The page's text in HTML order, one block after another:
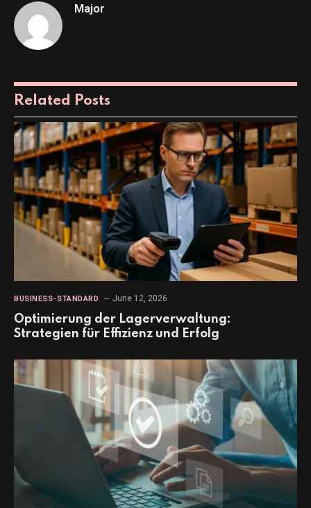
Major
Related Posts
BUSINESS-STANDARD June 12, 2026
Optimierung der Lagerverwaltung:
Strategien für Effizienz und Erfolg